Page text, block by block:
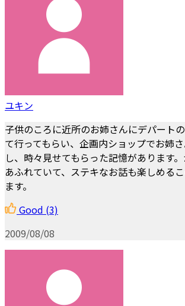
ユキン
子供のころに近所のお姉さんにデパート
て行ってもらい、企画内ショップでお姉
し、時々見せてもらった記憶があります
あふれていて、ステキなお話も楽しめる
ます。
Good (3)
2009/08/08